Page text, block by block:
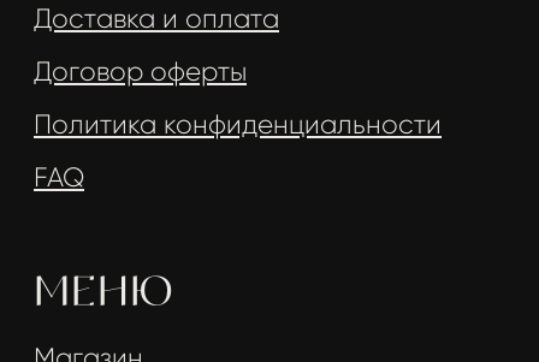
Отправить
Канал Telegram
VKontakte